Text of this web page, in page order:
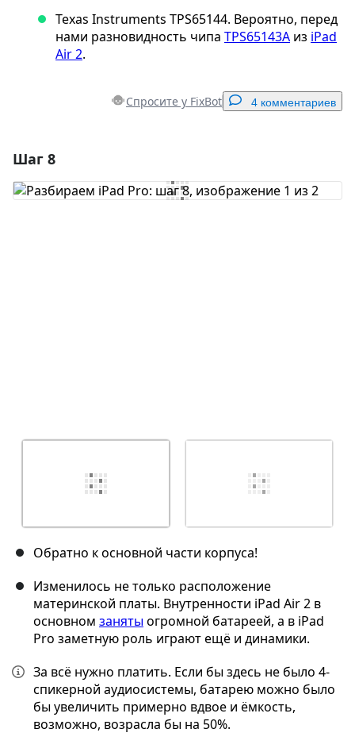
Texas Instruments TPS65144. Вероятно, перед
нами разновидность чипа TPS65143A из iPad
Air 2.
Спросите у FixBot 4 комментариев
Добавить комментарий
Шаг 8
Обратно к основной части корпуса!
Изменилось не только расположение
материнской платы. Внутренности iPad Air 2 в
основном занятыогромной батареей, а в iPad
Pro заметную роль играют ещё и динамики.
За всё нужно платить. Если бы здесь не было 4-
спикерной аудиосистемы, батарею можно было
бы увеличить примерно вдвое и ёмкость,
возможно, возрасла бы на 50%.